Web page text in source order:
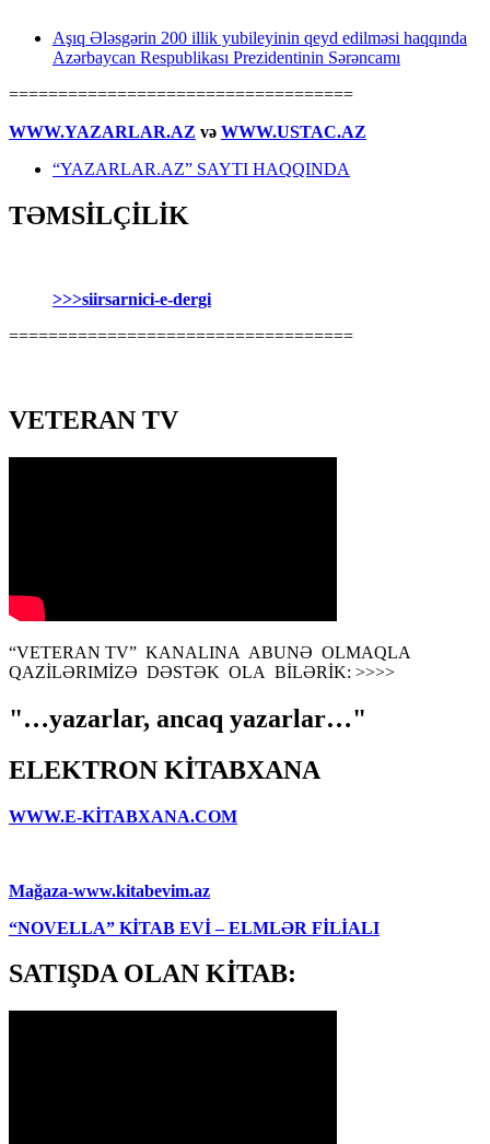
Aşıq Ələsgərin 200 illik yubileyinin qeyd edilməsi haqqında
Azərbaycan Respublikası Prezidentinin Sərəncamı
===================================
WWW.YAZARLAR.AZ və WWW.USTAC.AZ
“YAZARLAR.AZ” SAYTI HAQQINDA
TƏMSİLÇİLİK
>>>siirsarnici-e-dergi
===================================
VETERAN TV
“VETERAN TV” KANALINA ABUNƏ OLMAQLA
QAZİLƏRIMİZƏ DƏSTƏK OLA BİLƏRİK: >>>>
"…yazarlar, ancaq yazarlar…"
ELEKTRON KİTABXANA
WWW.E-KİTABXANA.COM
Mağaza-www.kitabevim.az
“NOVELLA” KİTAB EVİ – ELMLƏR FİLİALI
SATIŞDA OLAN KİTAB: